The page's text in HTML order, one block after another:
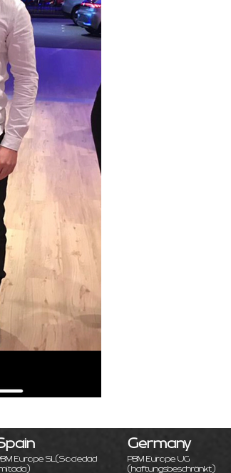
Europe SL(Sociedad
Germany
PBM Europe UG
(haftungsbeschränkt)